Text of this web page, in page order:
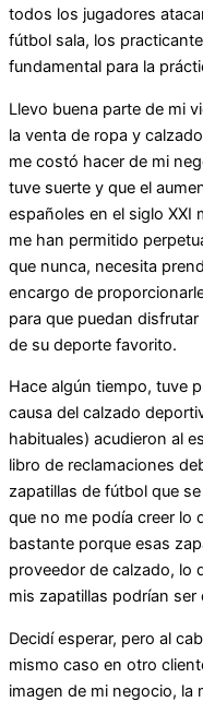
todos los jugadores
fútbol sala, los
fundamental para la
Llevo buena parte de mi
la venta de ropa y
me costó hacer de mi
tuve suerte y que el
españoles en el siglo XXI
me han permitido
que nunca, necesita
encargo de
para que puedan
de su deporte favorito.
Hace algún tiempo, tuve
causa del calzado
habituales) acudieron al
libro de reclamaciones
zapatillas de fútbol que
que no me podía creer lo
bastante porque esas
proveedor de calzado, lo
mis zapatillas podrían ser
Decidí esperar, pero al
mismo caso en otro
imagen de mi negocio, la